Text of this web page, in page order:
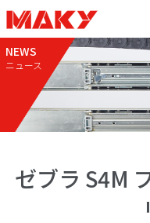
NEWS
ニュース
ゼブラ S4M